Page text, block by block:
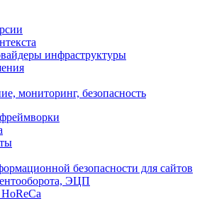
инфраструктуры
мониторинг, безопасность
безопасности для сайтов
ЭЦП